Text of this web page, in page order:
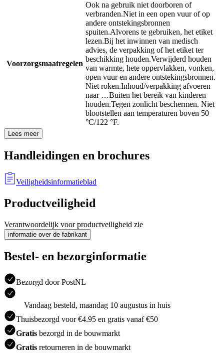
Voorzorgsmaatregelen
Ook na gebruik niet doorboren of
verbranden.Niet in een open vuur of op
andere ontstekingsbronnen
spuiten.Alvorens te gebruiken, het etiket
lezen.Bij het inwinnen van medisch
advies, de verpakking of het etiket ter
beschikking houden.Verwijderd houden
van warmte, hete oppervlakken, vonken,
open vuur en andere ontstekingsbronnen.
Niet roken.Inhoud/verpakking afvoeren
naar …Buiten het bereik van kinderen
houden.Tegen zonlicht beschermen. Niet
blootstellen aan temperaturen boven 50
°C/122 °F.
Lees meer
Handleidingen en brochures
Veiligheidsinformatieblad
Productveiligheid
Verantwoordelijk voor productveiligheid zie
informatie over de fabrikant
Bestel- en bezorginformatie
Bezorgd door PostNL
Vandaag besteld, maandag 10 augustus in huis
Thuisbezorgd voor €4.95 en gratis vanaf €50
Gratis bezorgd in de bouwmarkt
Gratis retourneren in de bouwmarkt